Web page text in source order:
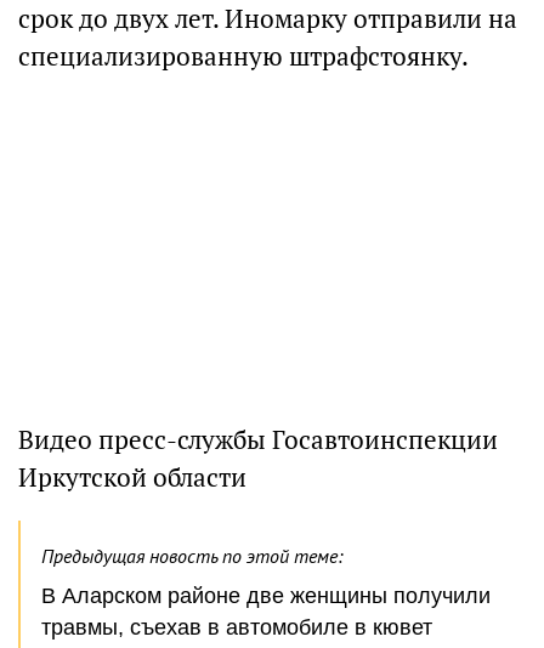
срок до двух лет. Иномарку отправили на
специализированную штрафстоянку.
Видео пресс-службы Госавтоинспекции
Иркутской области
Предыдущая новость по этой теме:
В Аларском районе две женщины получили
травмы, съехав в автомобиле в кювет